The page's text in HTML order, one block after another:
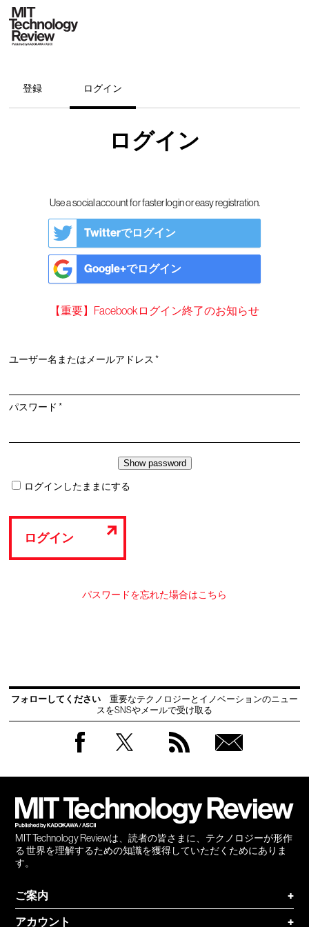
登録 ログイン
ログイン
Use a social account for faster login or easy registration.
Twitterでログイン
Google+でログイン
【重要】Facebookログイン終了のお知らせ
ユーザー名またはメールアドレス*必
パスワード*必
ログインしたままにする
ログイン
パスワードを忘れた場合はこちら
フォローしてください
重要なテクノロジーとイノベーションのニュー
スをSNSやメールで受け取る
MIT Technology Reviewは、読者の皆さまに、テクノロジーが形作
る 世界を理解するための知識を獲得していただくためにありま
す。
ご案内
+
アカウント
+